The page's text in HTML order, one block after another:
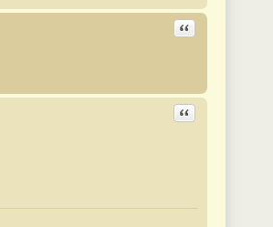
Ответить с
Ответить с